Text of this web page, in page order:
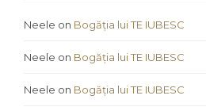
Neele on Bogăția lui TE IUBESC
Neele on Bogăția lui TE IUBESC
Neele on Bogăția lui TE IUBESC